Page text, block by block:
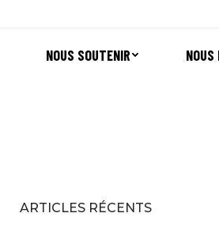
NOUS SOUTENIR NOUS
ARTICLES RÉCENTS